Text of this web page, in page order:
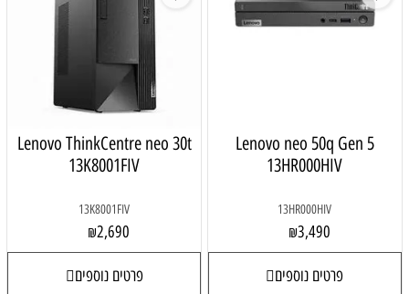
Lenovo neo 50q Gen 5
13HR000HIV
13HR000HIV
₪3,490
פרטים נוספים
Lenovo ThinkCentre neo 30t
13K8001FIV
13K8001FIV
₪2,690
פרטים נוספים